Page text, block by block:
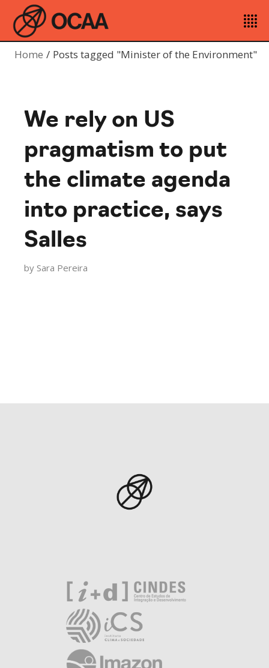
Home Posts tagged "Minister of the Environment"
We rely on US
pragmatism to put
the climate agenda
into practice, says
Salles
by Sara Pereira